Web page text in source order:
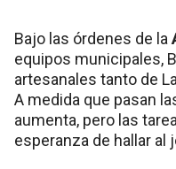
Bajo las órdenes de la
equipos municipales,
artesanales tanto de
A medida que pasan
aumenta, pero las
esperanza de hallar al